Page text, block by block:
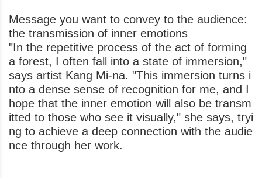
Message you want to convey to the audience:
the transmission of inner emotions
"In the repetitive process of the act of forming
a forest, I often fall into a state of immersion,"
says artist Kang Mi-na. "This immersion turns i
nto a dense sense of recognition for me, and I
hope that the inner emotion will also be transm
itted to those who see it visually," she says, tryi
ng to achieve a deep connection with the audie
nce through her work.